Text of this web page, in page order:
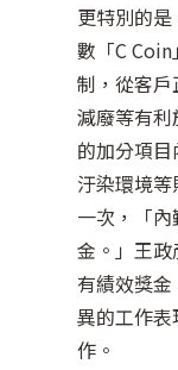
更特別的
數「C
制，從客戶
減廢等有
的加分項目
汙染環境
一次，「
金。」王
有績效獎
異的工作
作。